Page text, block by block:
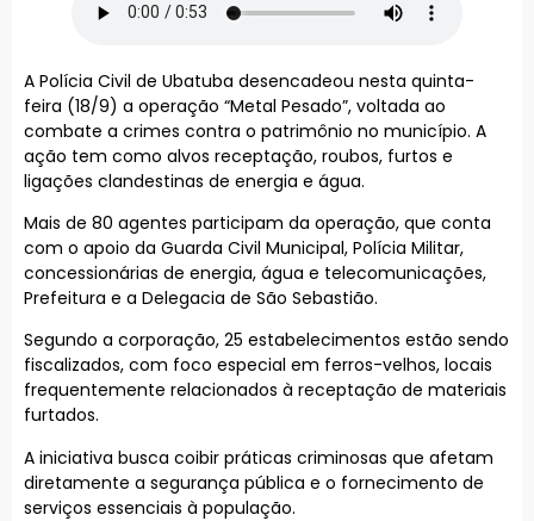
A Polícia Civil de Ubatuba desencadeou nesta quinta-
feira (18/9) a operação “Metal Pesado”, voltada ao
combate a crimes contra o patrimônio no município. A
ação tem como alvos receptação, roubos, furtos e
ligações clandestinas de energia e água.
Mais de 80 agentes participam da operação, que conta
com o apoio da Guarda Civil Municipal, Polícia Militar,
concessionárias de energia, água e telecomunicações,
Prefeitura e a Delegacia de São Sebastião.
Segundo a corporação, 25 estabelecimentos estão sendo
fiscalizados, com foco especial em ferros-velhos, locais
frequentemente relacionados à receptação de materiais
furtados.
A iniciativa busca coibir práticas criminosas que afetam
diretamente a segurança pública e o fornecimento de
serviços essenciais à população.